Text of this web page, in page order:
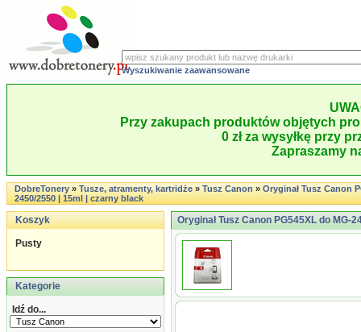
Wyszukiwanie zaawansowane
Przy zakupach produktów objętych
0 zł za wysyłkę przy
Zapraszamy
DobreTonery»Tusze, atramenty, kartridże»Tusz Canon»Oryginał Tusz Canon
2450/2550 | 15ml | czarny black
Koszyk
Pusty
Kategorie
Idź do...
Oryginał Tusz Canon PG545XL do MG-